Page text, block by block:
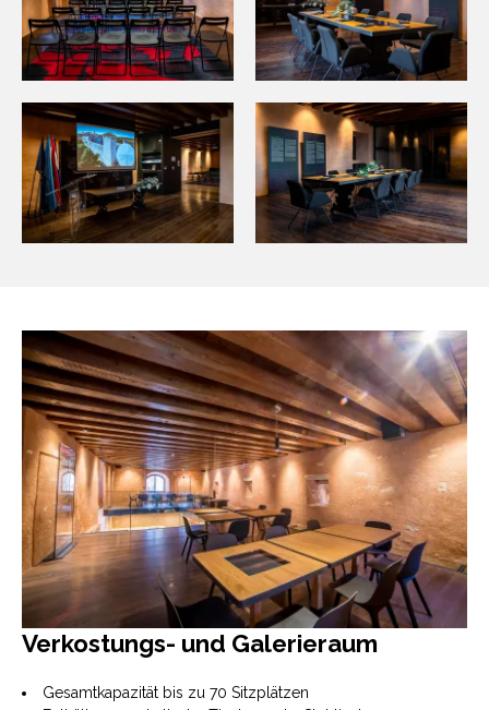
Verkostungs- und Galerieraum
Gesamtkapazität bis zu 70 Sitzplätzen